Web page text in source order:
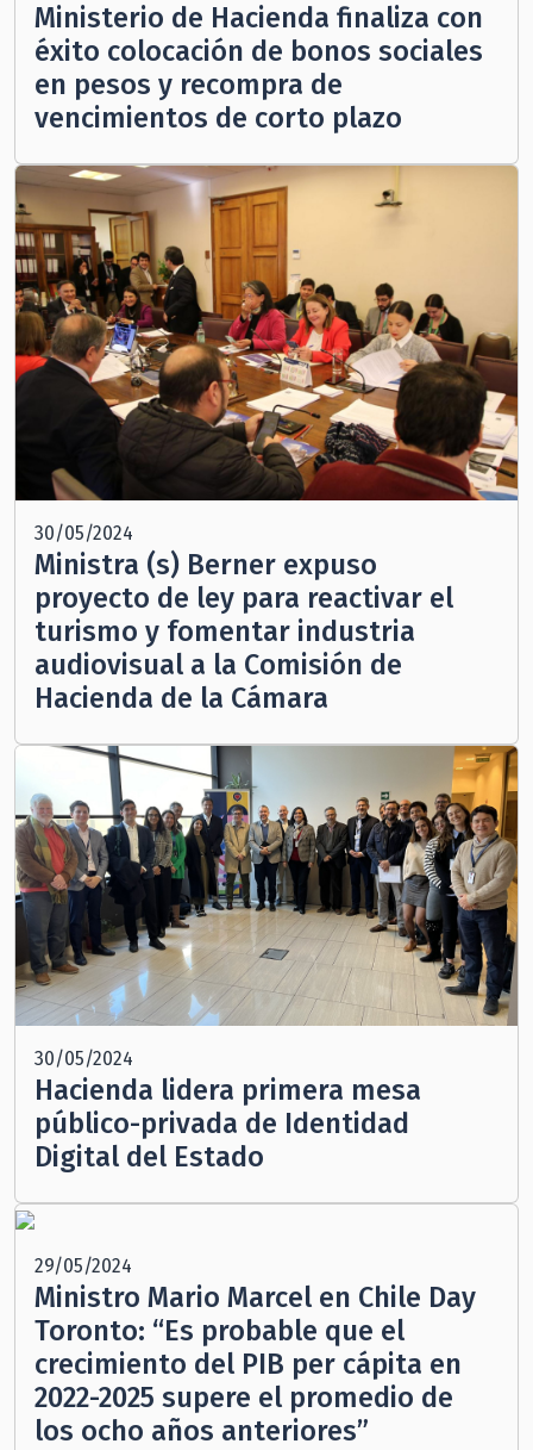
Ministerio de Hacienda finaliza con
éxito colocación de bonos sociales
en pesos y recompra de
vencimientos de corto plazo
30/05/2024
Ministra (s) Berner expuso
proyecto de ley para reactivar el
turismo y fomentar industria
audiovisual a la Comisión de
Hacienda de la Cámara
30/05/2024
Hacienda lidera primera mesa
público-privada de Identidad
Digital del Estado
29/05/2024
Ministro Mario Marcel en Chile Day
Toronto: “Es probable que el
crecimiento del PIB per cápita en
2022-2025 supere el promedio de
los ocho años anteriores”